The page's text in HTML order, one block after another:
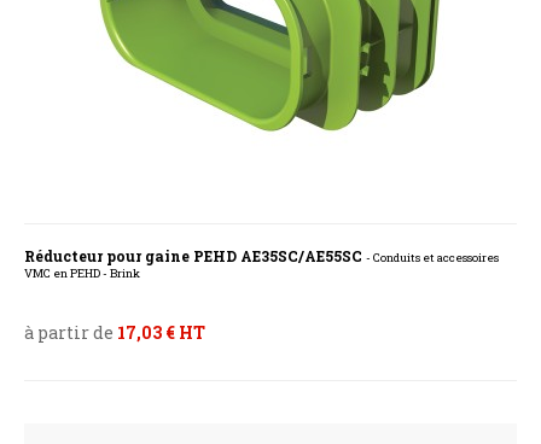
Réducteur pour gaine PEHD AE35SC/AE55SC - Conduits et accessoires
VMC en PEHD - Brink
à partir de 17,03 € HT